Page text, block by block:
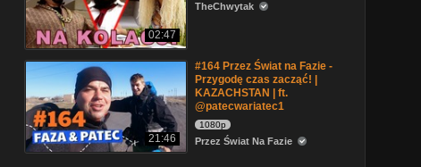
02:47
TheChwytak
21:46
#164 Przez Świat na Fazie -
Przygodę czas zacząć! |
KAZACHSTAN | ft.
@patecwariatec1
1080p
Przez Świat Na Fazie